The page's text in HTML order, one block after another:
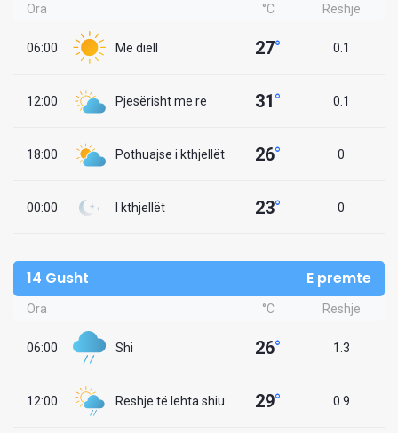
Ora °C Reshje
06:00 Me diell 27° 0.1
12:00 Pjesërisht me re 31° 0.1
18:00 Pothuajse i kthjellët 26° 0
00:00 I kthjellët 23° 0
14 Gusht E premte
Ora °C Reshje
06:00 Shi 26° 1.3
12:00 Reshje të lehta shiu 29° 0.9